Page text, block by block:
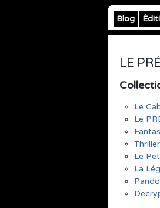
Blog
LE
Le
Le
Le
La